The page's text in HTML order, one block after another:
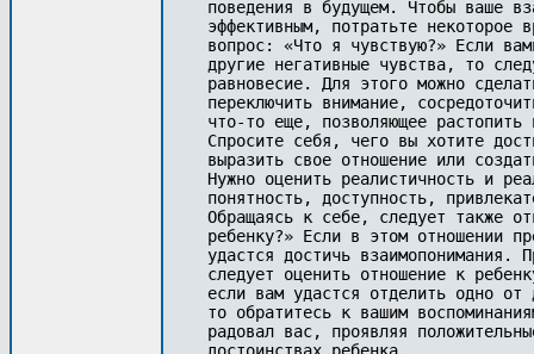
поведения в будущем. Чтобы ваше
эффективным, потратьте
вопрос: «Что я чувствую?» Если
другие негативные чувства, то
равновесие. Для этого можно
переключить внимание,
что-то еще, позволяющее растопить
Спросите себя, чего вы хотите
выразить свое отношение или
Нужно оценить реалистичность и
понятность, доступность,
Обращаясь к себе, следует также
ребенку?» Если в этом отношении
удастся достичь
следует оценить отношение к
если вам удастся отделить одно
то обратитесь к вашим
радовал вас, проявляя